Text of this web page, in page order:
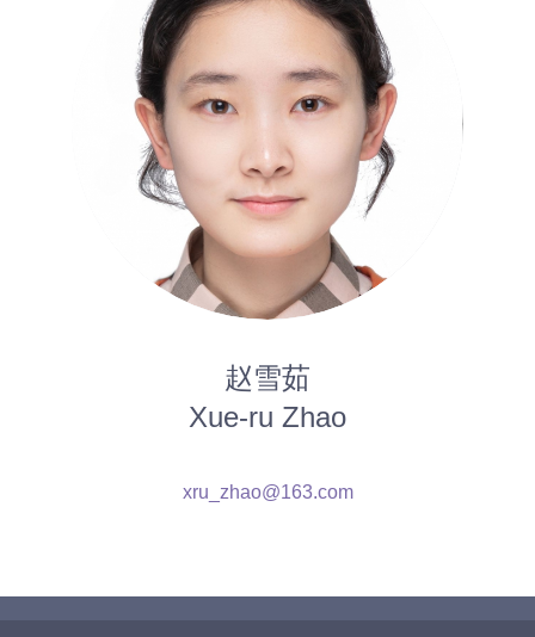
赵雪茹
Xue-ru Zhao
xru_zhao@163.com